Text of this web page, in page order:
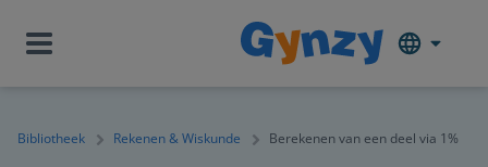
Bibliotheek Rekenen & Wiskunde Berekenen van een deel via 1%